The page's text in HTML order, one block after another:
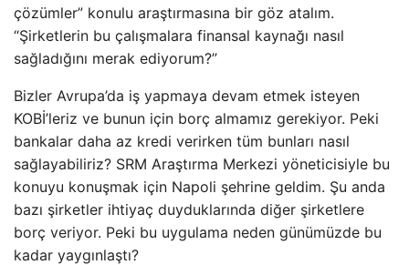
çözümler” konulu araştırmasına bir göz atalım.
“Şirketlerin bu çalışmalara finansal kaynağı nasıl
sağladığını merak ediyorum?”
Bizler Avrupa’da iş yapmaya devam etmek isteyen
KOBİ’leriz ve bunun için borç almamız gerekiyor. Peki
bankalar daha az kredi verirken tüm bunları nasıl
sağlayabiliriz? SRM Araştırma Merkezi yöneticisiyle bu
konuyu konuşmak için Napoli şehrine geldim. Şu anda
bazı şirketler ihtiyaç duyduklarında diğer şirketlere
borç veriyor. Peki bu uygulama neden günümüzde bu
kadar yaygınlaştı?